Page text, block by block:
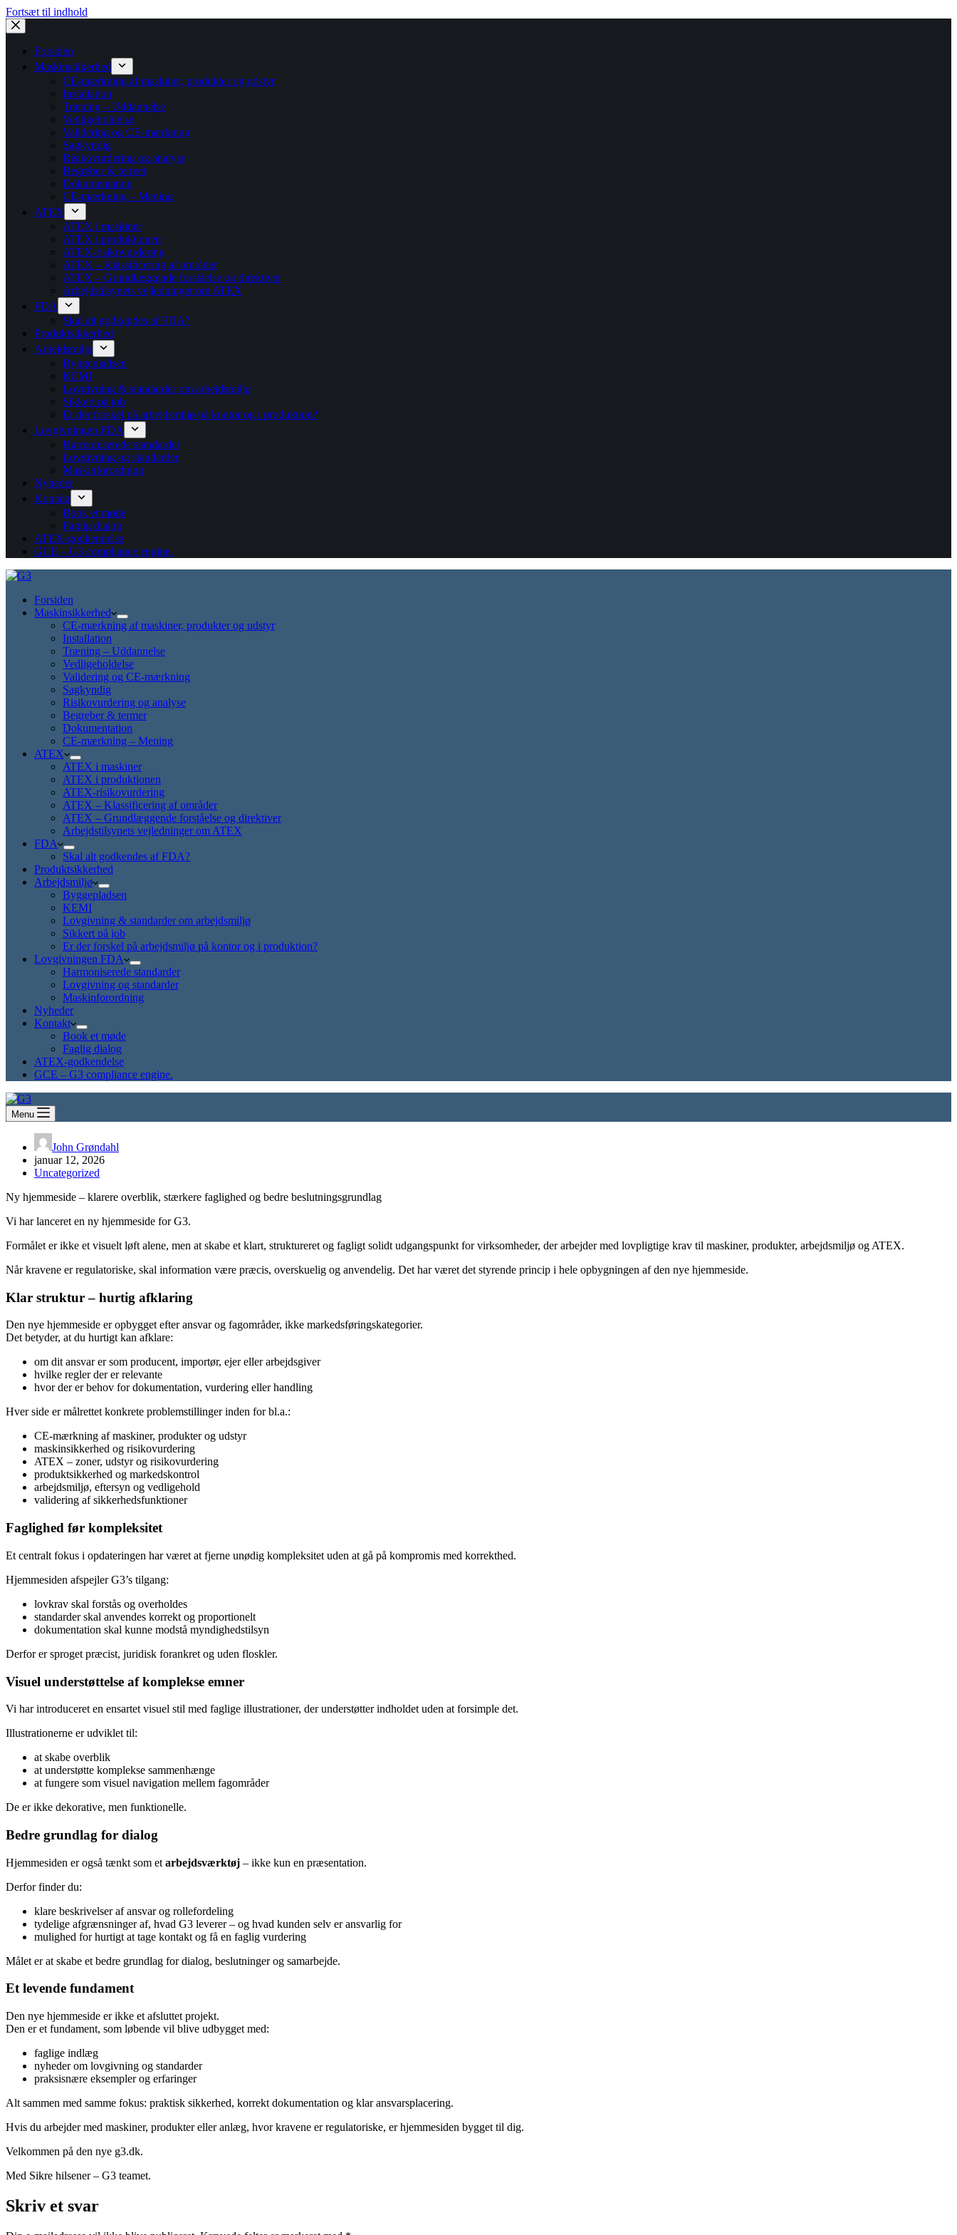
Fortsæt til indhold
Forsiden
Maskinsikkerhed
CE-mærkning af maskiner, produkter og udstyr
Installation
Træning – Uddannelse
Vedligeholdelse
Validering og CE-mærkning
Sagkyndig
Risikovurdering og analyse
Begreber & termer
Dokumentation
CE-mærkning – Mening
ATEX
ATEX i maskiner
ATEX i produktionen
ATEX-risikovurdering
ATEX – Klassificering af områder
ATEX – Grundlæggende forståelse og direktiver
Arbejdstilsynets vejledninger om ATEX
FDA
Skal alt godkendes af FDA?
Produktsikkerhed
Arbejdsmiljø
Byggepladsen
KEMI
Lovgivning & standarder om arbejdsmiljø
Sikkert på job
Er der forskel på arbejdsmiljø på kontor og i produktion?
Lovgivningen FDA
Harmoniserede standarder
Lovgivning og standarder
Maskinforordning
Nyheder
Kontakt
Book et møde
Faglig dialog
ATEX-godkendelse
GCE – G3 compliance engine.
Forsiden
Maskinsikkerhed
CE-mærkning af maskiner, produkter og udstyr
Installation
Træning – Uddannelse
Vedligeholdelse
Validering og CE-mærkning
Sagkyndig
Risikovurdering og analyse
Begreber & termer
Dokumentation
CE-mærkning – Mening
ATEX
ATEX i maskiner
ATEX i produktionen
ATEX-risikovurdering
ATEX – Klassificering af områder
ATEX – Grundlæggende forståelse og direktiver
Arbejdstilsynets vejledninger om ATEX
FDA
Skal alt godkendes af FDA?
Produktsikkerhed
Arbejdsmiljø
Byggepladsen
KEMI
Lovgivning & standarder om arbejdsmiljø
Sikkert på job
Er der forskel på arbejdsmiljø på kontor og i produktion?
Lovgivningen FDA
Harmoniserede standarder
Lovgivning og standarder
Maskinforordning
Nyheder
Kontakt
Book et møde
Faglig dialog
ATEX-godkendelse
GCE – G3 compliance engine.
Menu
John Grøndahl
januar 12, 2026
Uncategorized
Ny hjemmeside – klarere overblik, stærkere faglighed og bedre beslutningsgrundlag
Vi har lanceret en ny hjemmeside for G3.
Formålet er ikke et visuelt løft alene, men at skabe et klart, struktureret og fagligt solidt udgangspunkt for virksomheder, der arbejder med lovpligtige krav til maskiner, produkter, arbejdsmiljø og ATEX.
Når kravene er regulatoriske, skal information være præcis, overskuelig og anvendelig. Det har været det styrende princip i hele opbygningen af den nye hjemmeside.
Klar struktur – hurtig afklaring
Den nye hjemmeside er opbygget efter ansvar og fagområder, ikke markedsføringskategorier.
Det betyder, at du hurtigt kan afklare:
om dit ansvar er som producent, importør, ejer eller arbejdsgiver
hvilke regler der er relevante
hvor der er behov for dokumentation, vurdering eller handling
Hver side er målrettet konkrete problemstillinger inden for bl.a.:
CE-mærkning af maskiner, produkter og udstyr
maskinsikkerhed og risikovurdering
ATEX – zoner, udstyr og risikovurdering
produktsikkerhed og markedskontrol
arbejdsmiljø, eftersyn og vedligehold
validering af sikkerhedsfunktioner
Faglighed før kompleksitet
Et centralt fokus i opdateringen har været at fjerne unødig kompleksitet uden at gå på kompromis med korrekthed.
Hjemmesiden afspejler G3’s tilgang:
lovkrav skal forstås og overholdes
standarder skal anvendes korrekt og proportionelt
dokumentation skal kunne modstå myndighedstilsyn
Derfor er sproget præcist, juridisk forankret og uden floskler.
Visuel understøttelse af komplekse emner
Vi har introduceret en ensartet visuel stil med faglige illustrationer, der understøtter indholdet uden at forsimple det.
Illustrationerne er udviklet til:
at skabe overblik
at understøtte komplekse sammenhænge
at fungere som visuel navigation mellem fagområder
De er ikke dekorative, men funktionelle.
Bedre grundlag for dialog
Hjemmesiden er også tænkt som et arbejdsværktøj – ikke kun en præsentation.
Derfor finder du:
klare beskrivelser af ansvar og rollefordeling
tydelige afgrænsninger af, hvad G3 leverer – og hvad kunden selv er ansvarlig for
mulighed for hurtigt at tage kontakt og få en faglig vurdering
Målet er at skabe et bedre grundlag for dialog, beslutninger og samarbejde.
Et levende fundament
Den nye hjemmeside er ikke et afsluttet projekt.
Den er et fundament, som løbende vil blive udbygget med:
faglige indlæg
nyheder om lovgivning og standarder
praksisnære eksempler og erfaringer
Alt sammen med samme fokus: praktisk sikkerhed, korrekt dokumentation og klar ansvarsplacering.
Hvis du arbejder med maskiner, produkter eller anlæg, hvor kravene er regulatoriske, er hjemmesiden bygget til dig.
Velkommen på den nye g3.dk.
Med Sikre hilsener – G3 teamet.
Skriv et svar